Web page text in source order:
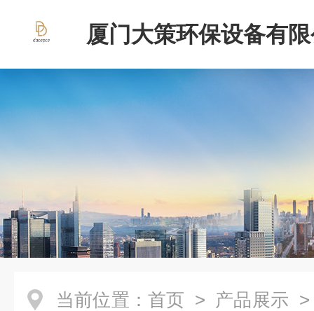
厦门大策环保设备有
当前位置： 首页 > 产品展示